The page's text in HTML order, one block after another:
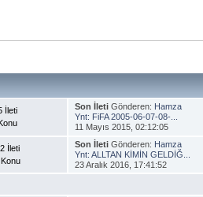
İleti
Son İletiGönderen: Hamza
Ynt: FiFA 2005-06-07-08-...
11 Mayıs 2015, 02:12:05
İleti
Son İletiGönderen: Hamza
Ynt: ALLTAN KİMİN GELDİĞ...
23 Aralık 2016, 17:41:52